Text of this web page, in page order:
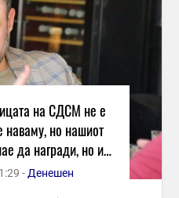
на СДСМ не е
наваму, но нашиот
да награди, но и
казни
- Денешен